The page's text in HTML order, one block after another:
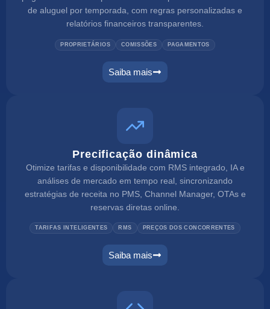
de aluguel por temporada, com regras personalizadas e
relatórios financeiros transparentes.
PROPRIETÁRIOS COMISSÕES PAGAMENTOS
Saiba mais
Precificação dinâmica
Otimize tarifas e disponibilidade com RMS integrado, IA e
análises de mercado em tempo real, sincronizando
estratégias de receita no PMS, Channel Manager, OTAs e
reservas diretas online.
TARIFAS INTELIGENTES RMS PREÇOS DOS CONCORRENTES
Saiba mais